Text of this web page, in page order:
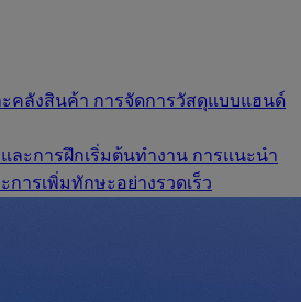
คลังสินค้า การจัดการวัสดุแบบแฮนด์
ละการฝึกเริ่มต้นทำงาน การแนะนำ
การเพิ่มทักษะอย่างรวดเร็ว